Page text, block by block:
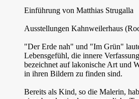
Einführung von Matthias Strugalla
Ausstellungen Kahnweilerhaus
"Der Erde nah" und "Im Grün"
Lebensgefühl, die innere
bezeichnet auf lakonische Art und
in ihren Bildern zu finden sind.
Bereits als Kind, so die Malerin,